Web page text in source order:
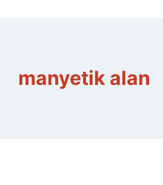
manyetik alan